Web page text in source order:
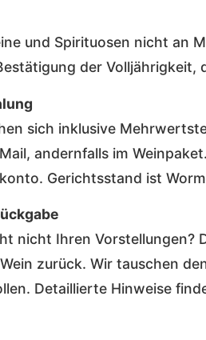
und Spirituosen nicht an
der Volljährigkeit,
sich inklusive
andernfalls im
Gerichtsstand ist
nicht Ihren Vorstellungen?
zurück. Wir tauschen
Detaillierte Hinweise